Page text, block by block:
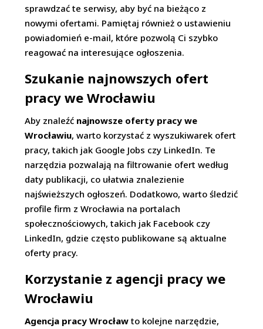
sprawdzać te serwisy, aby być na bieżąco z
nowymi ofertami. Pamiętaj również o ustawieniu
powiadomień e-mail, które pozwolą Ci szybko
reagować na interesujące ogłoszenia.
Szukanie najnowszych ofert
pracy we Wrocławiu
Aby znaleźć najnowsze oferty pracy we
Wrocławiu, warto korzystać z wyszukiwarek ofert
pracy, takich jak Google Jobs czy LinkedIn. Te
narzędzia pozwalają na filtrowanie ofert według
daty publikacji, co ułatwia znalezienie
najświeższych ogłoszeń. Dodatkowo, warto śledzić
profile firm z Wrocławia na portalach
społecznościowych, takich jak Facebook czy
LinkedIn, gdzie często publikowane są aktualne
oferty pracy.
Korzystanie z agencji pracy we
Wrocławiu
Agencja pracy Wrocław to kolejne narzędzie,